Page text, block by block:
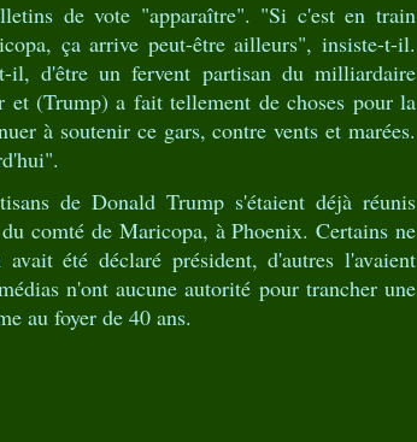
de vote "apparaître". "Si c'est en train
ça arrive peut-être ailleurs", insiste-t-il.
d'être un fervent partisan du milliardaire
(Trump) a fait tellement de choses pour la
à soutenir ce gars, contre vents et marées.
de Donald Trump s'étaient déjà réunis
comté de Maricopa, à Phoenix. Certains ne
été déclaré président, d'autres l'avaient
n'ont aucune autorité pour trancher une
au foyer de 40 ans.